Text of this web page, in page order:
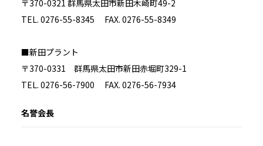
〒370-0321 群馬県太田市新田木崎町49-2
TEL. 0276-55-8345 FAX. 0276-55-8349
■新田プラント
〒370-0331 群馬県太田市新田赤堀町329-1
TEL. 0276-56-7900 FAX. 0276-56-7934
名誉会長